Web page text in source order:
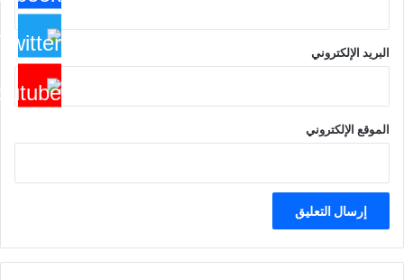
البريد الإلكتروني
الموقع الإلكتروني